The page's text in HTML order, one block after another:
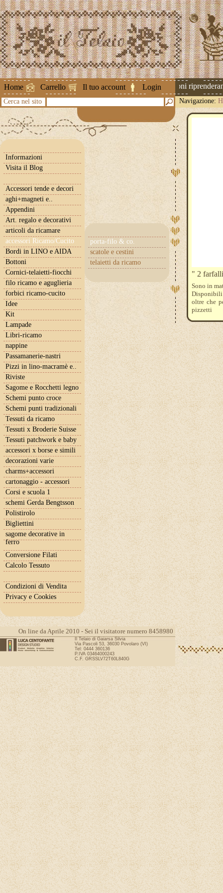
Home Carrello Il tuo account Login
Attenzione ! Le spedizioni
Cerca nel sito Navigazione:
Informazioni
Visita il Blog
Accessori tende e decori
aghi+magneti e..
Appendini
Art. regalo e decorativi
articoli da ricamare
accessori Ricamo/Cucito
porta-filo & co.
scatole e cestini
telaietti da ricamo
Bordi in LINO e AIDA
Bottoni
Cornici-telaietti-fiocchi
filo ricamo e aguglieria
forbici ricamo-cucito
Idee
Kit
Lampade
Libri-ricamo
nappine
Passamanerie-nastri
Pizzi in lino-macramè e..
Riviste
Sagome e Rocchetti legno
Schemi punto croce
Schemi punti tradizionali
Tessuti da ricamo
Tessuti x Broderie Suisse
Tessuti patchwork e baby
accessori x borse e simili
decorazioni varie
charms+accessori
cartonaggio - accessori
Corsi e scuola 1
schemi Gerda Bengtsson
Polistirolo
Bigliettini
sagome decorative in
ferro
Conversione Filati
Calcolo Tessuto
Condizioni di Vendita
Privacy e Cookies
" 2
Sono in
Disponibili
oltre che
pizzetti
On line da Aprile 2010 - Sei il visitatore numero 8458980
Il Telaio di Gaiarsa Silvia
Via Pascoli 53, 36030 Povolaro (VI)
Tel: 0444 360136
P.IVA 03464000243
C.F. GRSSLV72T60L840G